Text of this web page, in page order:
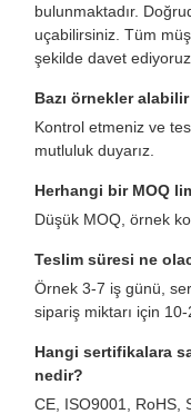
bulunmaktadır.
uçabilirsiniz. Tüm
şekilde davet
Bazı örnekler
Kontrol etmeniz ve
mutluluk duyarız.
Herhangi bir MOQ
Düşük MOQ, örnek
Teslim süresi ne
Örnek 3-7 iş günü,
sipariş miktarı için
Hangi sertifikalara
nedir?
CE, ISO9001, RoHS,